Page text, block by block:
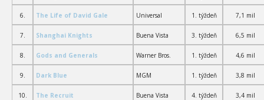
6. The Life of David Gale Universal 1. týždeň 7,1 mil
7. Shanghai Knights Buena Vista 3. týždeň 6,5 mil
8. Gods and Generals Warner Bros. 1. týždeň 4,6 mil
9. Dark Blue MGM 1. týždeň 3,8 mil
10. The Recruit Buena Vista 4. týždeň 3,4 mil